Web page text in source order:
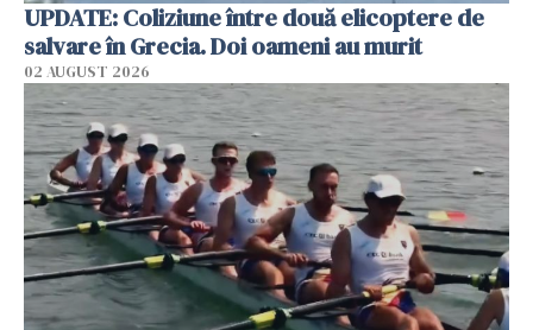
UPDATE: Coliziune între două elicoptere de
salvare în Grecia. Doi oameni au murit
02 AUGUST 2026